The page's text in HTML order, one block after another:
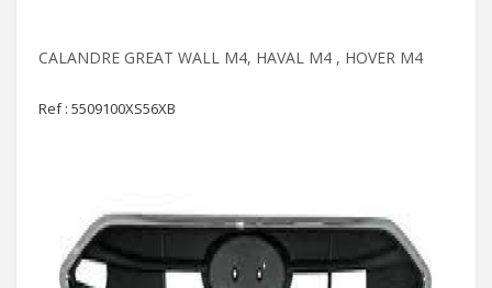
CALANDRE GREAT WALL M4, HAVAL M4 , HOVER M4
Ref : 5509100XS56XB